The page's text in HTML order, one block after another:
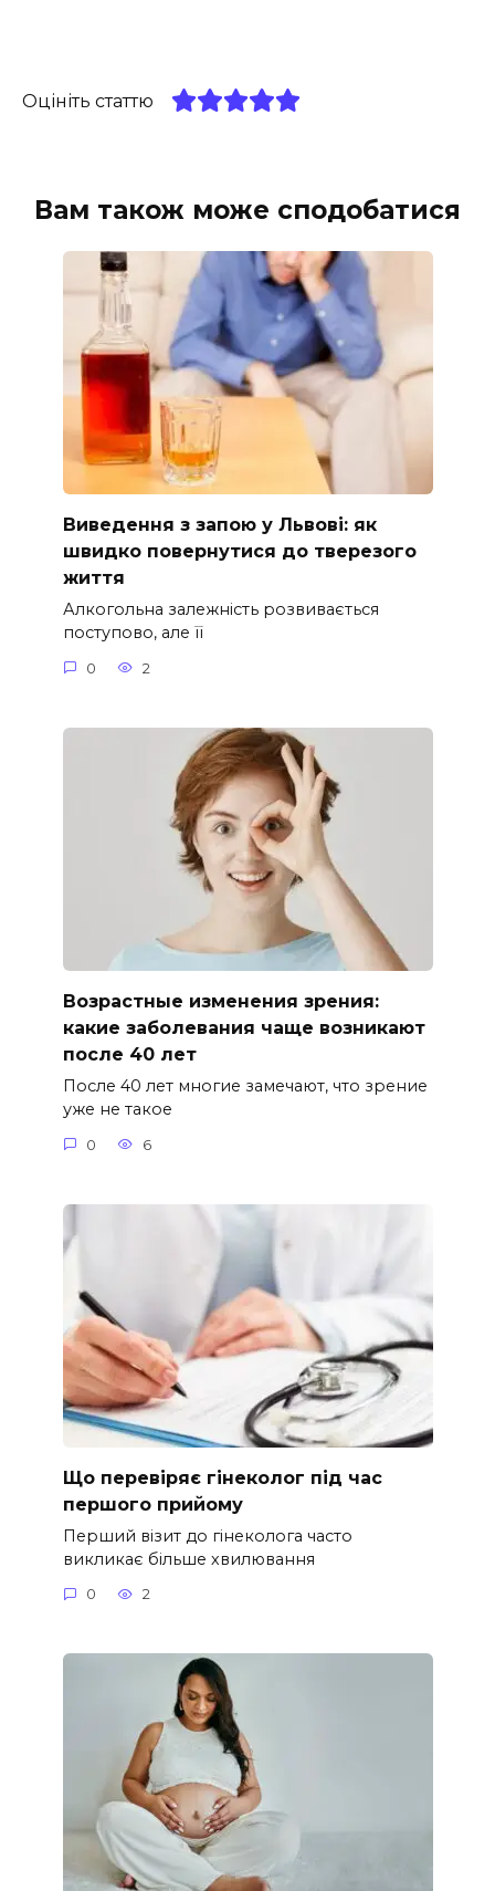
Оцініть статтю
Вам також може сподобатися
Виведення з запою у Львові: як
швидко повернутися до тверезого
життя
Алкогольна залежність розвивається
поступово, але її
0 2
Возрастные изменения зрения:
какие заболевания чаще возникают
после 40 лет
После 40 лет многие замечают, что зрение
уже не такое
0 6
Що перевіряє гінеколог під час
першого прийому
Перший візит до гінеколога часто
викликає більше хвилювання
0 2